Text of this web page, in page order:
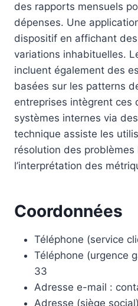
des rapports mensuels
dépenses. Une
dispositif en affichant
variations inhabituelles.
incluent également des
basées sur les patterns
entreprises intègrent ces
systèmes internes via
technique assiste les
résolution des problèmes
l’interprétation des
Coordonnées
Téléphone (service
Téléphone (urgence
33
Adresse e-mail :
Adresse (siège